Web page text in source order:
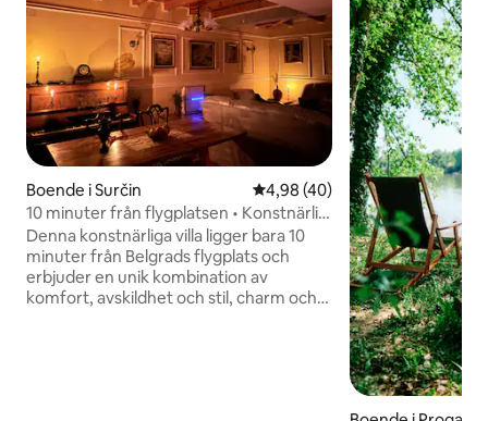
Boende i Surčin 4,98 av 5 i genomsnittligt
4,98 (40)
10 minuter från flygplatsen • Konstnärlig
villa • Öppen spis
Denna konstnärliga villa ligger bara 10
minuter från Belgrads flygplats och
erbjuder en unik kombination av
komfort, avskildhet och stil, charm och